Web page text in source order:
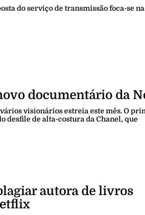
do serviço de transmissão foca-se na
documentário da
visionários estreia este mês. O
desfile de alta-costura da Chanel, que
autora de livros